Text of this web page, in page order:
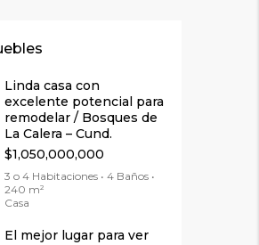
Linda casa con
excelente potencial para
remodelar / Bosques de
La Calera – Cund.
$1,050,000,000
3 o 4 Habitaciones • 4 Baños •
240 m²
Casa
El mejor lugar para ver